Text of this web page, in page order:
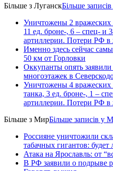
Більше з ЛуганскБільше
Уничтожены 2
11 ед. броне-, 6 – спец- и
артиллерии. Потери РФ
Именно здесь сейчас
50 км от Горловки
Оккупанты опять заявили
многоэтажек в
Уничтожены 4
танка, 3 ед. броне-, 1 –
артиллерии. Потери РФ
Більше з МирБільше записів у
Россияне уничтожили
табачных гигантов:
Атака на Ярославль: от
В РФ заявили о подрыве